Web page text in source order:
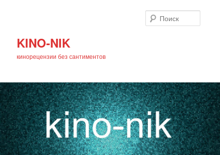
KINO-NIK
кинорецензии без сантиментов